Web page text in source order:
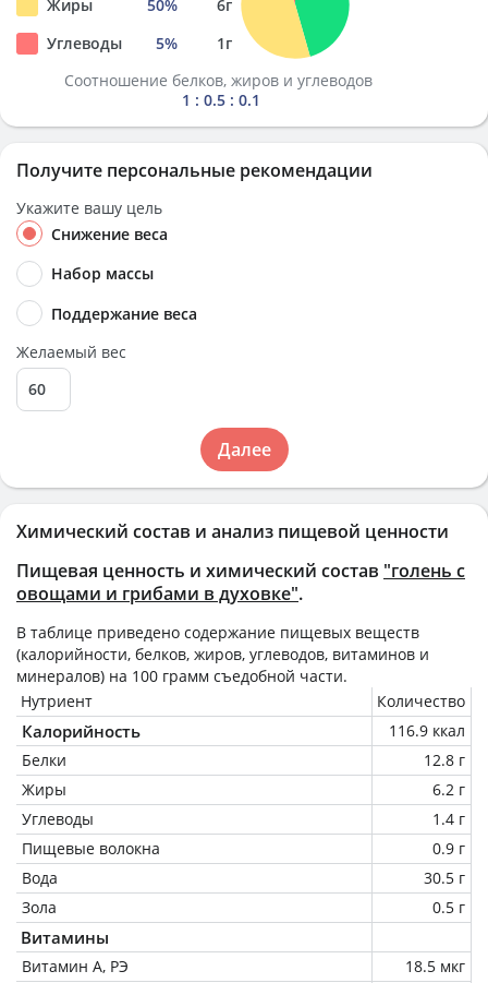
Химический состав и анализ пищевой ценности
Пищевая ценность и химический состав "голень с
овощами и грибами в духовке".
В таблице приведено содержание пищевых веществ
(калорийности, белков, жиров, углеводов, витаминов и
минералов) на 100 грамм съедобной части.
Нутриент
Количество
Калорийность
116.9 ккал
Белки
12.8 г
Жиры
6.2 г
Углеводы
1.4 г
Пищевые волокна
0.9 г
Вода
30.5 г
Зола
0.5 г
Витамины
Витамин А, РЭ 18.5 мкг
Жиры
50% 6г
Углеводы
5% 1г
Соотношение белков, жиров и углеводов
1 : 0.5 : 0.1
Получите персональные рекомендации
Укажите вашу цель
Снижение веса
Набор массы
Поддержание веса
Желаемый вес
Далее